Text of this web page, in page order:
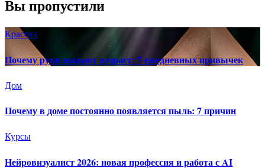
Вы пропустили
Красота
Почему руки выдают возраст: 7 ежедневных привычек
Дом
Почему в доме постоянно появляется пыль: 7 причин
Курсы
Нейровизуалист 2026: новая профессия и работа с AI